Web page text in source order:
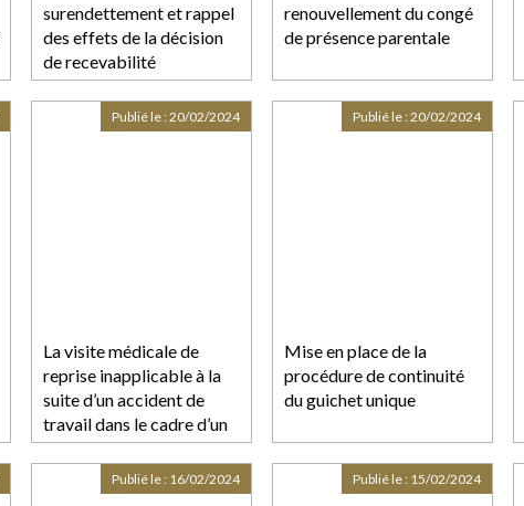
surendettement et rappel
des effets de la décision
de recevabilité
renouvellement du congé
de présence parentale
La visite médicale de
reprise inapplicable à la
suite d’un accident de
travail dans le cadre d’un
contrat de mission d’un
Publié le :20/02/2024
Mise en place de la
procédure de continuité
du guichet unique
Publié le :20/02/2024
Publié le : 16/02/2024 Publié le : 15/02/2024